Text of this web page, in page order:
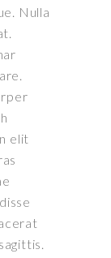
Nulla
elit